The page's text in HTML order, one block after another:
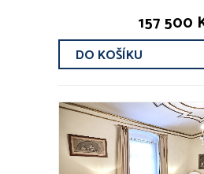
157 500
DO KOŠÍKU